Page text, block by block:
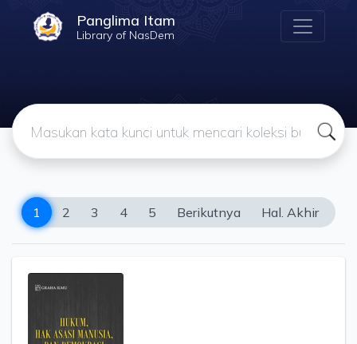
Panglima Itam
Library of NasDem
1 2 3 4 5 Berikutnya Hal. Akhir